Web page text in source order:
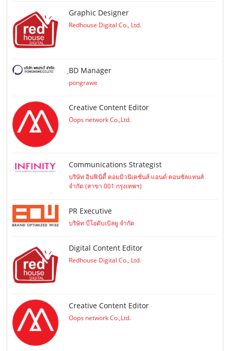
Graphic Designer
Redhouse Digital Co., Ltd.
ฺBD Manager
pongrawe
Creative Content Editor
Oops network Co.,Ltd.
Communications Strategist
บริษัท อินฟินิตี้ คอมมิวนิเคชั่นส์ แอนด์ คอนซัลแทนส์
จำกัด (สาขา 001 กรุงเทพฯ)
PR Executive
บริษัท บีโอดับเบิลยู จำกัด
Digital Content Editor
Redhouse Digital Co., Ltd.
Creative Content Editor
Oops network Co.,Ltd.